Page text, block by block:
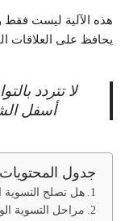
هذه الآلية ليست فقط
يحافظ على العلاقات
لا تتردد
أسفل
جدول المحتويات
هل تصلح التسوية
مراحل التسوية